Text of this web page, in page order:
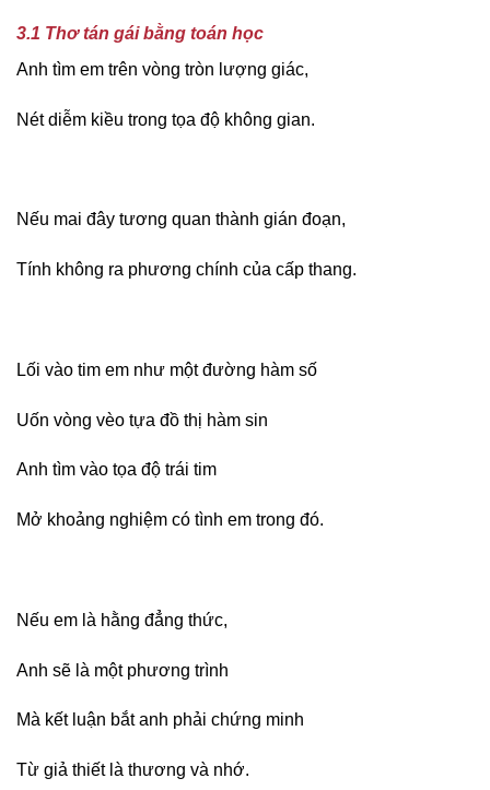
3.1 Thơ tán gái bằng toán học
Anh tìm em trên vòng tròn lượng giác,
Nét diễm kiều trong tọa độ không gian.
Nếu mai đây tương quan thành gián đoạn,
Tính không ra phương chính của cấp thang.
Lối vào tim em như một đường hàm số
Uốn vòng vèo tựa đồ thị hàm sin
Anh tìm vào tọa độ trái tim
Mở khoảng nghiệm có tình em trong đó.
Nếu em là hằng đẳng thức,
Anh sẽ là một phương trình
Mà kết luận bắt anh phải chứng minh
Từ giả thiết là thương và nhớ.